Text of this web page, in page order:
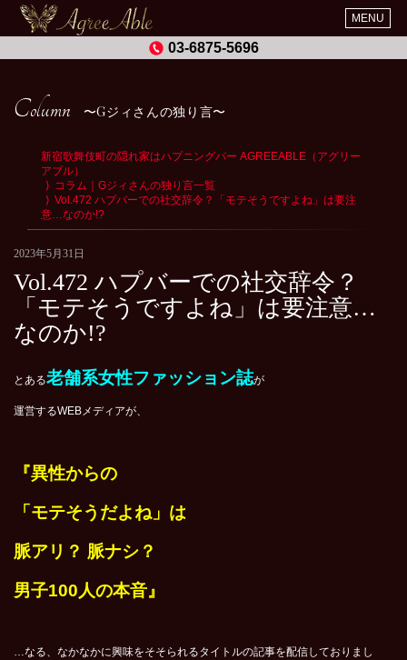
MENU
03-6875-5696
Column Gジィさんの独り言
新宿歌舞伎町の隠れ家はハプニングバー AGREEABLE（アグリー
アブル）
コラム｜Gジィさんの独り言一覧
Vol.472 ハプバーでの社交辞令？「モテそうですよね」は要注
意…なのか!?
2023年5月31日
Vol.472 ハプバーでの社交辞令？
「モテそうですよね」は要注意…
なのか!?
とある老舗系女性ファッション誌が
運営するWEBメディアが、
『異性からの
「モテそうだよね」は
脈アリ？ 脈ナシ？
男子100人の本音』
…なる、なかなかに興味をそそられるタイトルの記事を配信しておりまし